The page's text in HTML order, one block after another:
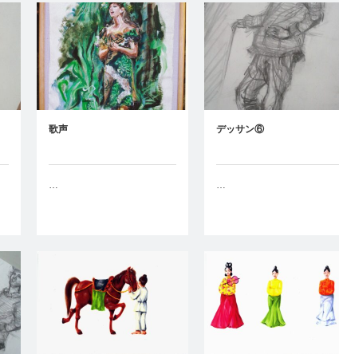
歌声
…
デッサン⑥
…